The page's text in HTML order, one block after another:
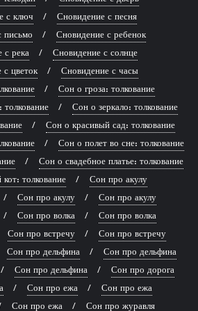
с ключ
Сновидение с песня
письмо
Сновидение с ребенок
с река
Сновидение с солнце
с цветок
Сновидение с часы
Сон о гроза: толкование
Сон о зеркало: толкование
Сон о красивый сад: толкование
Сон о полет во сне: толкование
Сон о свадебное платье: толкование
толкование
Сон про акулу
Сон про акулу
Сон про акулу
Сон про волка
Сон про волка
Сон про встречу
Сон про встречу
Сон про дельфина
Сон про дельфина
Сон про дельфина
Сон про дорога
Сон про ежа
Сон про ежа
Сон про ежа
Сон про журавля